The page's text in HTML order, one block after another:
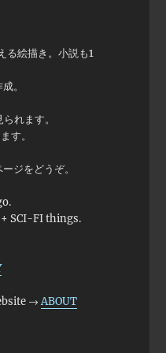
る絵描き。小説も1
。
れます。
す。
ジをどうぞ。
+ SCI-FI things.
→ABOUT